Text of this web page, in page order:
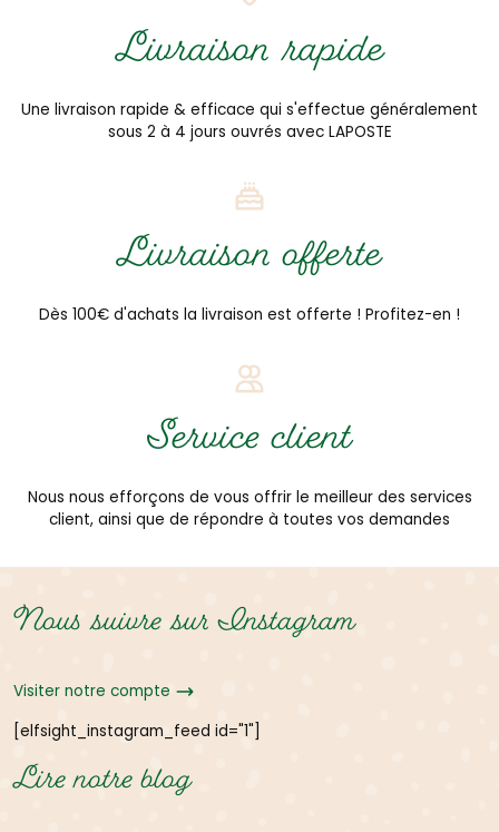
Livraison rapide
Une livraison rapide & efficace qui s'effectue généralement
sous 2 à 4 jours ouvrés avec LAPOSTE
Livraison offerte
Dès 100€ d'achats la livraison est offerte ! Profitez-en !
Service client
Nous nous efforçons de vous offrir le meilleur des services
client, ainsi que de répondre à toutes vos demandes
Nous suivre sur Instagram
Visiter notre compte
[elfsight_instagram_feed id="1"]
Lire notre blog